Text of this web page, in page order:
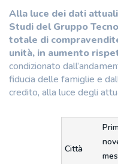
Alla luce dei dati
Studi del Gruppo
totale di
unità, in aumento
condizionato
fiducia delle famiglie e
credito, alla luce degli
Città